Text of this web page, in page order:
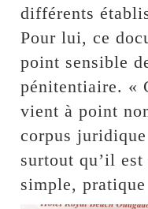
différents
Pour lui, ce
point sensible
pénitentiaire. «
vient à point
corpus
surtout qu’il est
simple,